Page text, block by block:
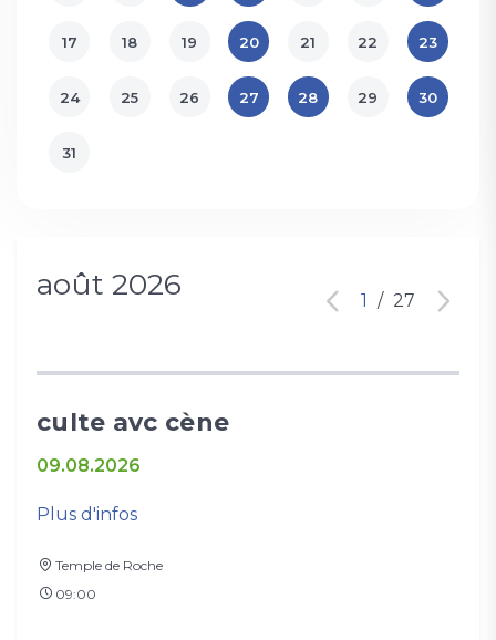
17 18 19 20 21 22 23
24 25 26 27 28 29 30
31
août 2026 1 / 27
culte avc cène
09.08.2026
Plus d'infos
Temple de Roche
09:00